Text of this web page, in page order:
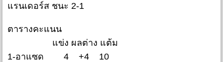
แรนเดอร์ส ชนะ 2-1
ตารางคะแนน
แข่ง ผลต่าง แต้ม
1-อาแซด 4 +4 10